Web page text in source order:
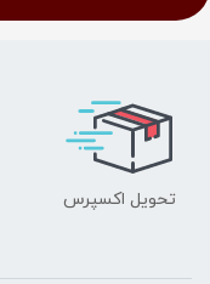
تحویل اکسپرس